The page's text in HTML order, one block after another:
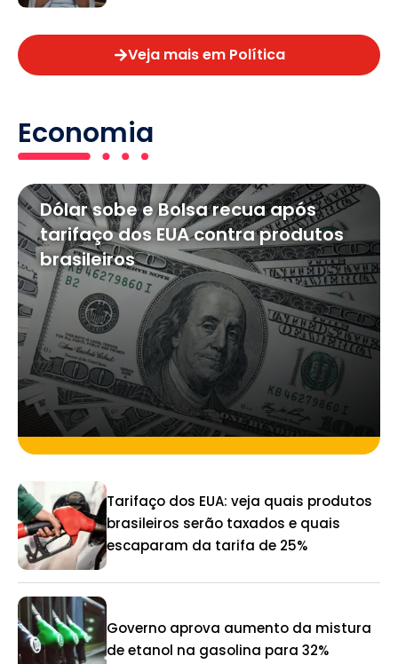
Veja mais em Política
Economia
Dólar sobe e Bolsa recua após
tarifaço dos EUA contra produtos
brasileiros
Tarifaço dos EUA: veja quais produtos
brasileiros serão taxados e quais
escaparam da tarifa de 25%
Governo aprova aumento da mistura
de etanol na gasolina para 32%